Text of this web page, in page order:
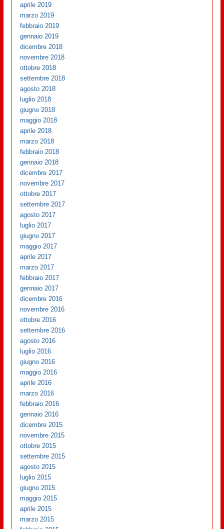
aprile 2019
marzo 2019
febbraio 2019
gennaio 2019
dicembre 2018
novembre 2018
ottobre 2018
settembre 2018
agosto 2018
luglio 2018
giugno 2018
maggio 2018
aprile 2018
marzo 2018
febbraio 2018
gennaio 2018
dicembre 2017
novembre 2017
ottobre 2017
settembre 2017
agosto 2017
luglio 2017
giugno 2017
maggio 2017
aprile 2017
marzo 2017
febbraio 2017
gennaio 2017
dicembre 2016
novembre 2016
ottobre 2016
settembre 2016
agosto 2016
luglio 2016
giugno 2016
maggio 2016
aprile 2016
marzo 2016
febbraio 2016
gennaio 2016
dicembre 2015
novembre 2015
ottobre 2015
settembre 2015
agosto 2015
luglio 2015
giugno 2015
maggio 2015
aprile 2015
marzo 2015